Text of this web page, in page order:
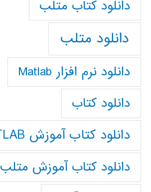
دانلود كتاب متلب
دانلود متلب
دانلود نرم افزار Matlab
دانلود کتاب
دانلود کتاب آموزش MATLAB
دانلود کتاب آموزش متلب